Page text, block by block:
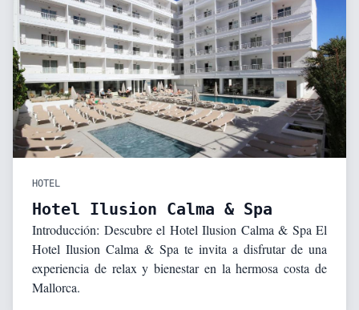
HOTEL
Hotel Ilusion Calma & Spa
Introducción: Descubre el Hotel Ilusion Calma & Spa El
Hotel Ilusion Calma & Spa te invita a disfrutar de una
experiencia de relax y bienestar en la hermosa costa de
Mallorca.